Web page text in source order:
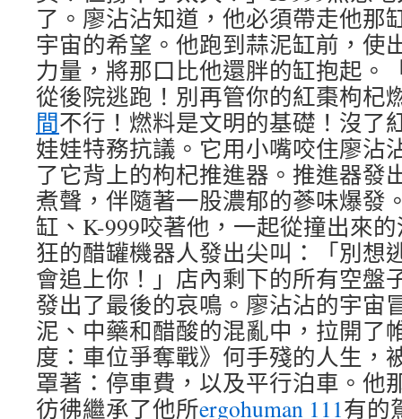
了。廖沾沾知道，他必須帶走他那
宇宙的希望。他跑到蒜泥缸前，使
力量，將那口比他還胖的缸抱起。
從後院逃跑！別再管你的紅棗枸杞
間不行！燃料是文明的基礎！沒了
娃娃特務抗議。它用小嘴咬住廖沾
了它背上的枸杞推進器。推進器發
煮聲，伴隨著一股濃郁的蔘味爆發
缸、K-999咬著他，一起從撞出來
狂的醋罐機器人發出尖叫：「別想
會追上你！」店內剩下的所有空盤
發出了最後的哀鳴。廖沾沾的宇宙
泥、中藥和醋酸的混亂中，拉開了
度：車位爭奪戰》何手殘的人生，
罩著：停車費，以及平行泊車。他
彷彿繼承了他所ergohuman 111有的